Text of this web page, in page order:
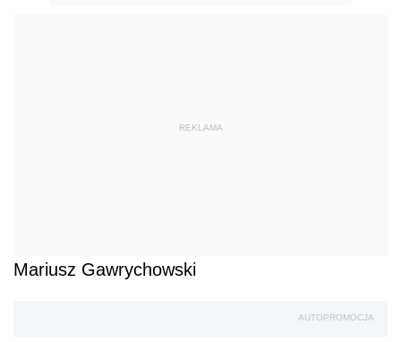
REKLAMA
Mariusz Gawrychowski
AUTOPROMOCJA